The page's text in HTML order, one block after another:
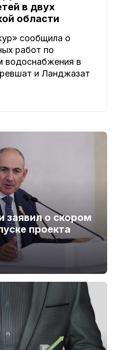
в двух
области
сообщила о
работ по
водоснабжения в
и Ланджазат
заявил о скором
проекта